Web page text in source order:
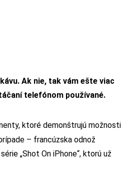
Ak nie, tak vám ešte viac
telefónom používané.
ktoré demonštrujú možnosti
– francúzska odnož
„Shot On iPhone“, ktorú už